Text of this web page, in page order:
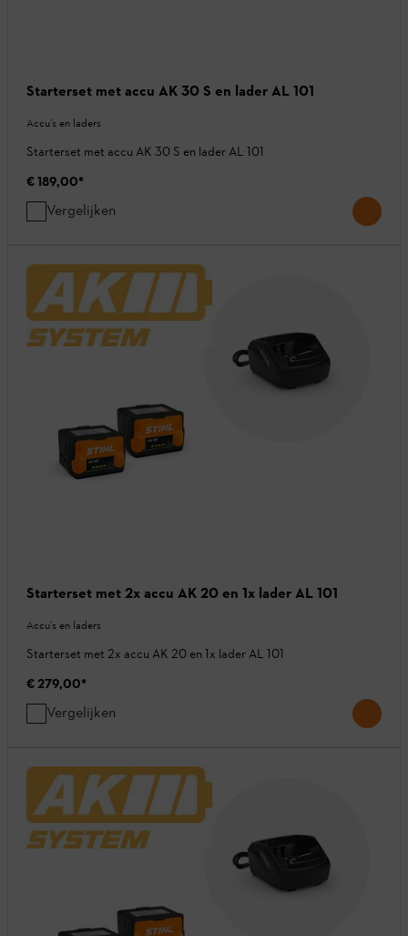
Starterset met accu AK 30 S en lader AL 101
Accu’s en laders
Starterset met accu AK 30 S en lader AL 101
€ 189,00*
Vergelijken
Starterset met 2x accu AK 20 en 1x lader AL 101
Accu’s en laders
Starterset met 2x accu AK 20 en 1x lader AL 101
€ 279,00*
Vergelijken